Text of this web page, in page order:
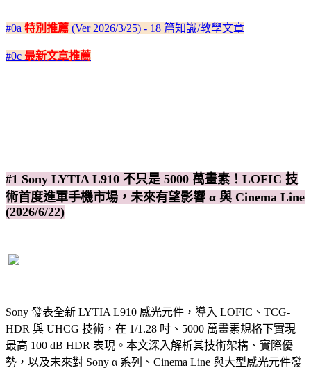
#0a 特別推薦 (Ver 2026/3/25) - 18 篇知識/教學文章
#0c 最新文章推薦
#1 Sony LYTIA L910 不只是 5000 萬畫素！LOFIC 技
術首度進軍手機市場，未來有望影響 α 與 Cinema Line
(2026/6/22)
Sony 發表全新 LYTIA L910 感光元件，導入 LOFIC、TCG-
HDR 與 UHCG 技術，在 1/1.28 吋、5000 萬畫素規格下實現
最高 100 dB HDR 表現。本文深入解析其技術架構、實際優
勢，以及未來對 Sony α 系列、Cinema Line 與大型感光元件發